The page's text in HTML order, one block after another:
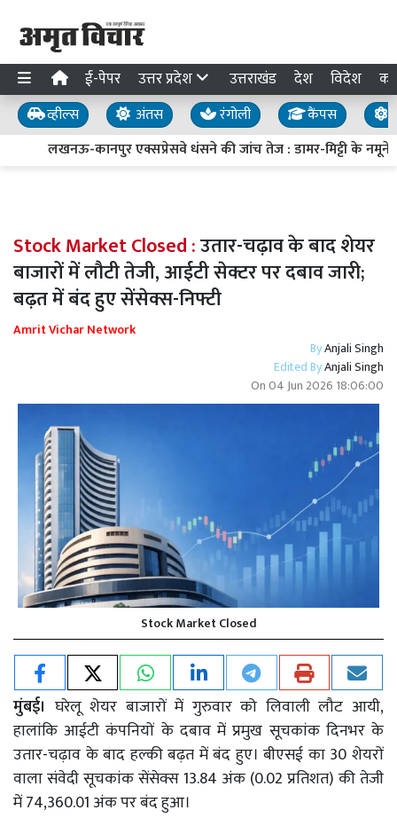
ई-पेपर उत्तर प्रदेश उत्तराखंड देश विदेश
व्हील्स अंतस रंगोली कैंपस
लखनऊ-कानपुर एक्सप्रेसवे धंसने की जांच तेज : डामर-मिट्टी के नमूने
Stock Market Closed :उतार-चढ़ाव के बाद शेयर
बाजारों में लौटी तेजी, आईटी सेक्टर पर दबाव जारी;
बढ़त में बंद हुए सेंसेक्स-निफ्टी
Amrit Vichar Network
ByAnjali Singh
Edited ByAnjali Singh
On04 Jun 2026 18:06:00
Stock Market Closed
मुंबई। घरेलू शेयर बाजारों में गुरुवार को लिवाली लौट आयी,
हालांकि आईटी कंपनियों के दबाव में प्रमुख सूचकांक दिनभर के
उतार-चढ़ाव के बाद हल्की बढ़त में बंद हुए। बीएसई का 30 शेयरों
वाला संवेदी सूचकांक सेंसेक्स 13.84 अंक (0.02 प्रतिशत) की तेजी
में 74,360.01 अंक पर बंद हुआ।